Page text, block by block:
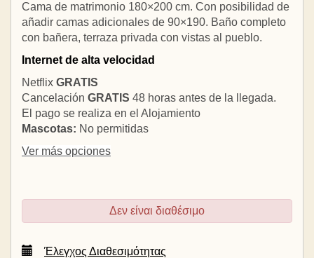
Cama de matrimonio 180×200 cm. Con posibilidad de
añadir camas adicionales de 90×190. Baño completo
con bañera, terraza privada con vistas al pueblo.
Internet de alta velocidad
Netflix GRATIS
Cancelación GRATIS 48 horas antes de la llegada.
El pago se realiza en el Alojamiento
Mascotas: No permitidas
Ver más opciones
Δεν είναι διαθέσιμο
Έλεγχος Διαθεσιμότητας